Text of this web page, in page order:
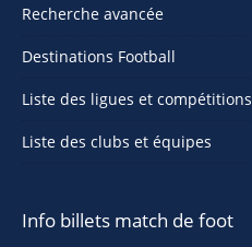
Recherche avancée
Destinations Football
Liste des ligues et compétitions
Liste des clubs et équipes
Info billets match de foot